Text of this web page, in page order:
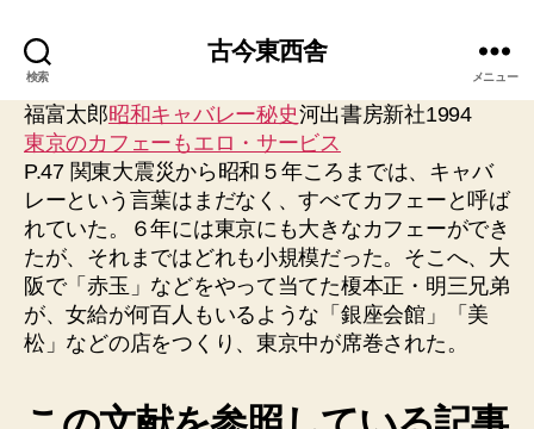
検索
古今東西舎
メニュー
福富太郎昭和キャバレー秘史河出書房新社1994
東京のカフェーもエロ・サービス
P.47 関東大震災から昭和５年ころまでは、キャバ
レーという言葉はまだなく、すべてカフェーと呼ば
れていた。６年には東京にも大きなカフェーができ
たが、それまではどれも小規模だった。そこへ、大
阪で「赤玉」などをやって当てた榎本正・明三兄弟
が、女給が何百人もいるような「銀座会館」「美
松」などの店をつくり、東京中が席巻された。